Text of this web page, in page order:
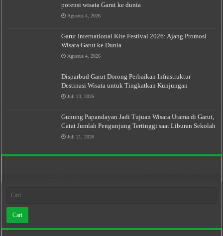
potensi wisata Garut ke dunia
Agustus 4, 2026
Garut International Kite Festival 2026: Ajang Promosi
Wisata Garut ke Dunia
Agustus 4, 2026
Disparbud Garut Dorong Perbaikan Infrastruktur
Destinasi Wisata untuk Tingkatkan Kunjungan
Juli 23, 2026
Gunung Papandayan Jadi Tujuan Wisata Utama di Garut,
Catat Jumlah Pengunjung Tertinggi saat Liburan Sekolah
Juli 21, 2026